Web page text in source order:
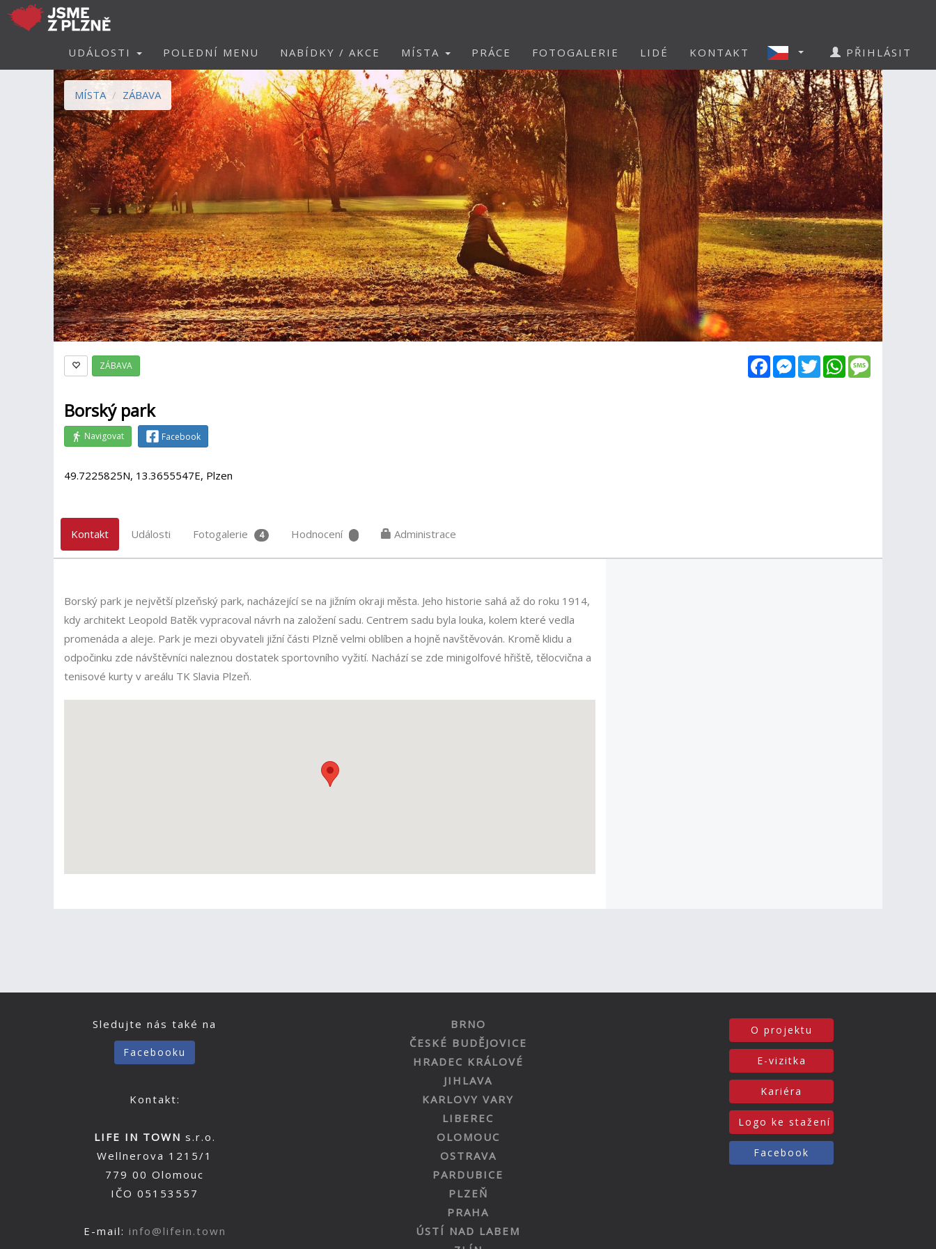
UDÁLOSTI POLEDNÍ MENU NABÍDKY / AKCE MÍSTA PRÁCE FOTOGALERIE LIDÉ KONTAKT PŘIHLÁSIT
MÍSTA ZÁBAVA
FacebookMessenger
TwitterWhatsApp
ZÁBAVA
Borský park
Navigovat Facebook
49.7225825N, 13.3655547E, Plzen
Kontakt Události Fotogalerie 4 Hodnocení Administrace
Borský park je největší plzeňský park, nacházející se na jižním okraji města. Jeho historie sahá až do roku 1914,
kdy architekt Leopold Batěk vypracoval návrh na založení sadu. Centrem sadu byla louka, kolem které vedla
promenáda a aleje. Park je mezi obyvateli jižní části Plzně velmi oblíben a hojně navštěvován. Kromě klidu a
odpočinku zde návštěvníci naleznou dostatek sportovního vyžití. Nachází se zde minigolfové hřiště, tělocvična a
tenisové kurty v areálu TK Slavia Plzeň.
Sledujte nás také na
Facebooku
Kontakt:
LIFE IN TOWN s.r.o.
Wellnerova 1215/1
779 00 Olomouc
IČO 05153557
E-mail: info@lifein.town
BRNO
ČESKÉ BUDĚJOVICE
HRADEC KRÁLOVÉ
JIHLAVA
KARLOVY VARY
LIBEREC
OLOMOUC
OSTRAVA
PARDUBICE
PLZEŇ
PRAHA
ÚSTÍ NAD LABEM
O projektu
E-vizitka
Kariéra
Logo ke stažení
Facebook